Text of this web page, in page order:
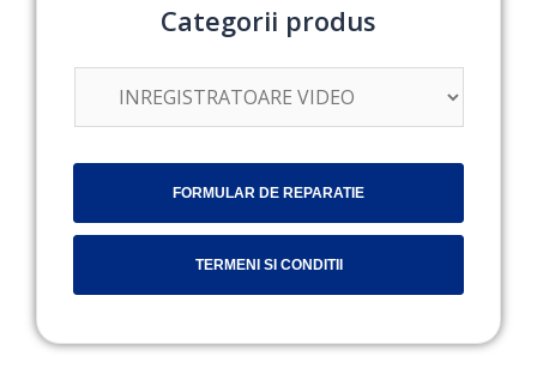
Categorii produs
FORMULAR DE REPARATIE
TERMENI SI CONDITII